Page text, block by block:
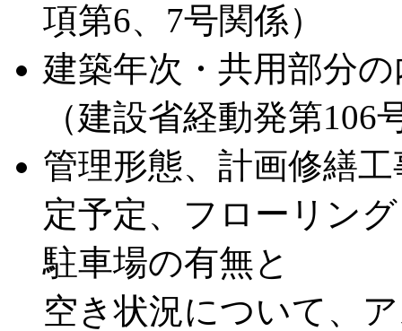
項第6、7号関係）
建築年次・共用部分
（建設省経動発第
管理形態、計画修繕
定予定、フローリン
駐車場の有無と
空き状況について、